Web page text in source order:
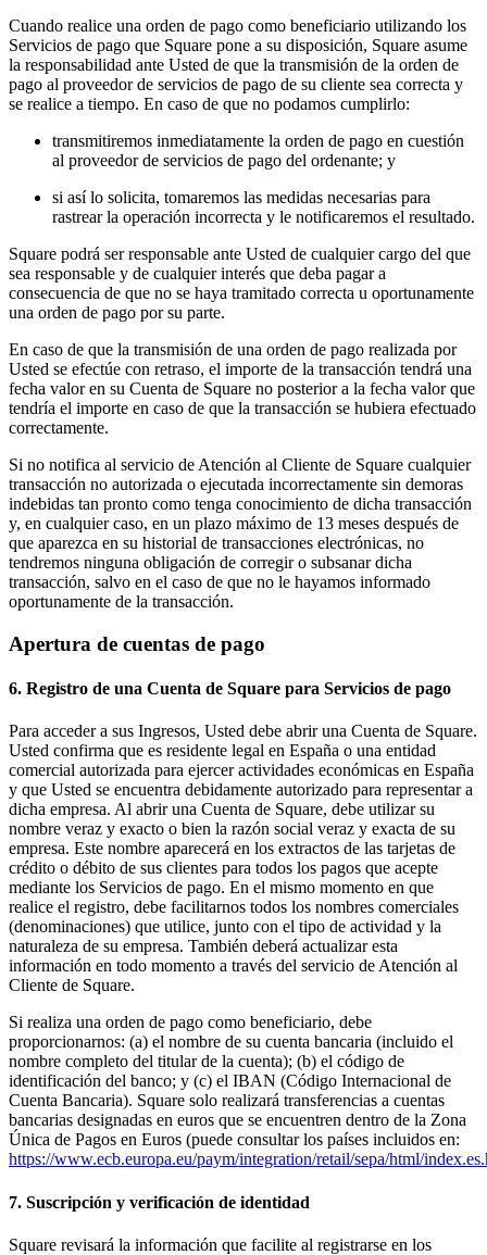
Cuando realice una orden de pago como beneficiario utilizando los
Servicios de pago que Square pone a su disposición, Square asume
la responsabilidad ante Usted de que la transmisión de la orden de
pago al proveedor de servicios de pago de su cliente sea correcta y
se realice a tiempo. En caso de que no podamos cumplirlo:
transmitiremos inmediatamente la orden de pago en cuestión
al proveedor de servicios de pago del ordenante; y
si así lo solicita, tomaremos las medidas necesarias para
rastrear la operación incorrecta y le notificaremos el resultado.
Square podrá ser responsable ante Usted de cualquier cargo del que
sea responsable y de cualquier interés que deba pagar a
consecuencia de que no se haya tramitado correcta u oportunamente
una orden de pago por su parte.
En caso de que la transmisión de una orden de pago realizada por
Usted se efectúe con retraso, el importe de la transacción tendrá una
fecha valor en su Cuenta de Square no posterior a la fecha valor que
tendría el importe en caso de que la transacción se hubiera efectuado
correctamente.
Si no notifica al servicio de Atención al Cliente de Square cualquier
transacción no autorizada o ejecutada incorrectamente sin demoras
indebidas tan pronto como tenga conocimiento de dicha transacción
y, en cualquier caso, en un plazo máximo de 13 meses después de
que aparezca en su historial de transacciones electrónicas, no
tendremos ninguna obligación de corregir o subsanar dicha
transacción, salvo en el caso de que no le hayamos informado
oportunamente de la transacción.
Apertura de cuentas de pago
6. Registro de una Cuenta de Square para Servicios de pago
Para acceder a sus Ingresos, Usted debe abrir una Cuenta de Square.
Usted confirma que es residente legal en España o una entidad
comercial autorizada para ejercer actividades económicas en España
y que Usted se encuentra debidamente autorizado para representar a
dicha empresa. Al abrir una Cuenta de Square, debe utilizar su
nombre veraz y exacto o bien la razón social veraz y exacta de su
empresa. Este nombre aparecerá en los extractos de las tarjetas de
crédito o débito de sus clientes para todos los pagos que acepte
mediante los Servicios de pago. En el mismo momento en que
realice el registro, debe facilitarnos todos los nombres comerciales
(denominaciones) que utilice, junto con el tipo de actividad y la
naturaleza de su empresa. También deberá actualizar esta
información en todo momento a través del servicio de Atención al
Cliente de Square.
Si realiza una orden de pago como beneficiario, debe
proporcionarnos: (a) el nombre de su cuenta bancaria (incluido el
nombre completo del titular de la cuenta); (b) el código de
identificación del banco; y (c) el IBAN (Código Internacional de
Cuenta Bancaria). Square solo realizará transferencias a cuentas
bancarias designadas en euros que se encuentren dentro de la Zona
Única de Pagos en Euros (puede consultar los países incluidos en:
https://www.ecb.europa.eu/paym/integration/retail/sepa/html/
7. Suscripción y verificación de identidad
Square revisará la información que facilite al registrarse en los